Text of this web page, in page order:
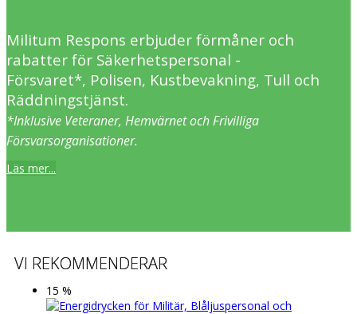
Militum Respons erbjuder förmåner och
rabatter för Säkerhetspersonal -
Försvaret*, Polisen, Kustbevakning, Tull och
Räddningstjänst.
*Inklusive Veteraner, Hemvärnet och Frivilliga
Försvarsorganisationer.
Läs mer...
VI REKOMMENDERAR
15 %